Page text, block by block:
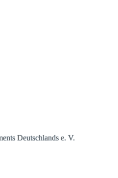
Deutschlands e. V.